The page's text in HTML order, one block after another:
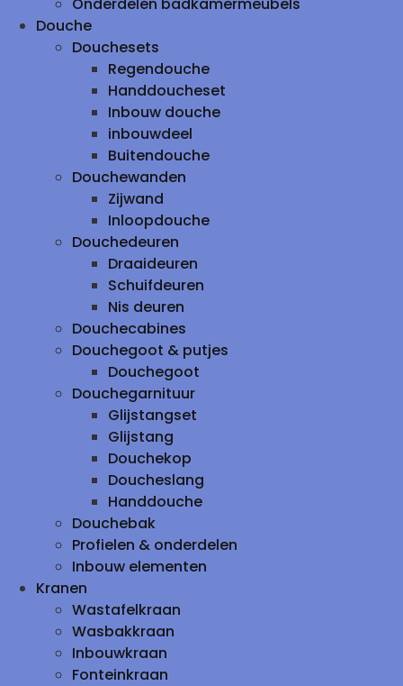
Douche
Douchesets
Regendouche
Handdoucheset
Inbouw douche
inbouwdeel
Buitendouche
Douchewanden
Zijwand
Inloopdouche
Douchedeuren
Draaideuren
Schuifdeuren
Nis deuren
Douchecabines
Douchegoot & putjes
Douchegoot
Douchegarnituur
Glijstangset
Glijstang
Douchekop
Doucheslang
Handdouche
Douchebak
Profielen & onderdelen
Inbouw elementen
Kranen
Wastafelkraan
Wasbakkraan
Inbouwkraan
Fonteinkraan